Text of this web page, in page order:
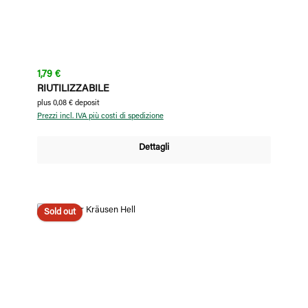
Prezzo normale:
1,79 €
RIUTILIZZABILE
plus 0,08 € deposit
Prezzi incl. IVA più costi di spedizione
Dettagli
Sold out